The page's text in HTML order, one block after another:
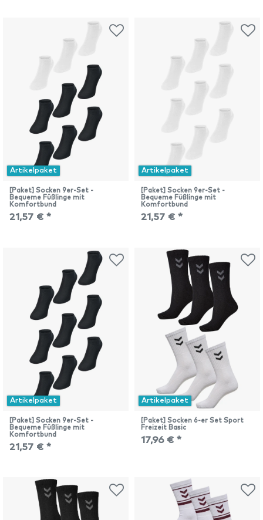
Artikelpaket
[Paket] Socken 9er-Set -
Bequeme Füßlinge mit
Komfortbund
21,57 € *
Artikelpaket
[Paket] Socken 9er-Set -
Bequeme Füßlinge mit
Komfortbund
21,57 € *
Artikelpaket
[Paket] Socken 9er-Set -
Bequeme Füßlinge mit
Komfortbund
21,57 € *
Artikelpaket
[Paket] Socken 6-er Set Sport
Freizeit Basic
17,96 € *